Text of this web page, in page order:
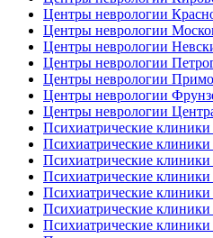
Центры неврологии
Центры неврологии
Центры неврологии
Центры неврологии
Центры неврологии
Центры неврологии
Центры неврологии
Психиатрические клиники
Психиатрические
Психиатрические
Психиатрические
Психиатрические клиники
Психиатрические
Психиатрические